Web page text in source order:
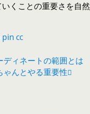
くことの重要さを自然
cc
ディネートの範囲とは
んとやる重要性